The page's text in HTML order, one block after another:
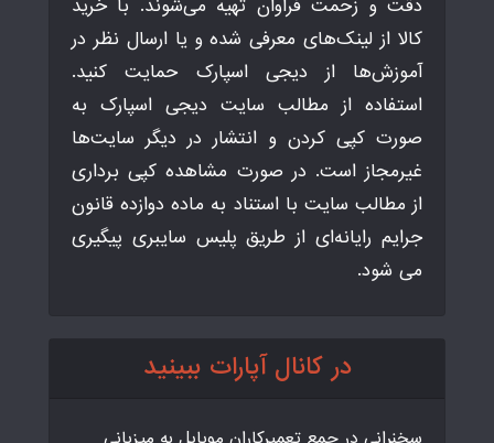
دقت و زحمت فراوان تهیه می‌شوند. با خرید
کالا از لینک‌های معرفی شده و یا ارسال نظر در
آموزش‌ها از دیجی اسپارک حمایت کنید.
استفاده از مطالب سایت دیجی اسپارک به
صورت کپی کردن و انتشار در دیگر سایت‌ها
غیرمجاز است. در صورت مشاهده کپی برداری
از مطالب سایت با استناد به ماده دوازده قانون
جرایم رایانه‌ای از طریق پلیس سایبری پیگیری
می شود.
در کانال آپارات ببینید